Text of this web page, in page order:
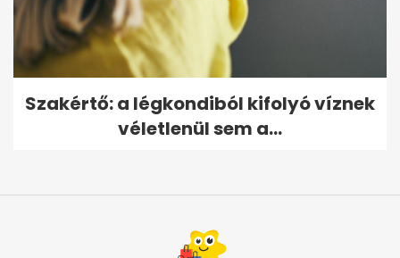
Szakértő: a légkondiból kifolyó víznek
véletlenül sem a...